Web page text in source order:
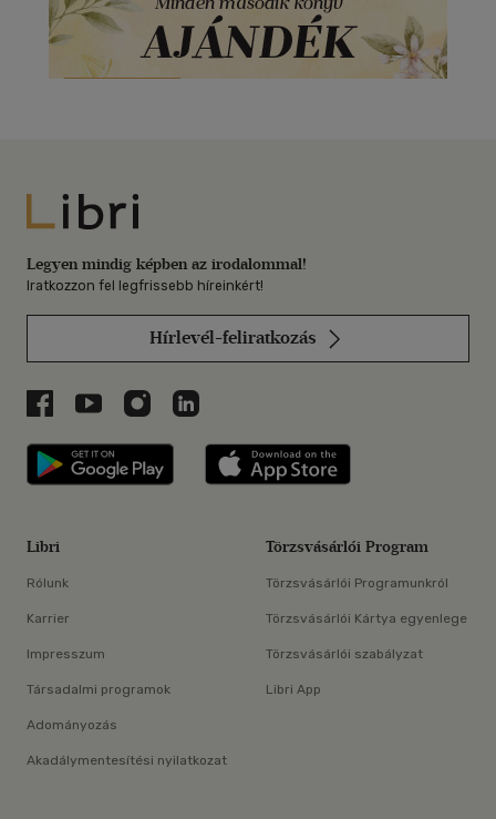
Libri
Legyen mindig képben az irodalommal!
Iratkozzon fel legfrissebb híreinkért!
Hírlevél-feliratkozás
Libri a Facebookon
Libri a Youtube-on
Libri az Instagramon
Libri a LinkedInen
Libri applikáció Szerezd meg: Google
Libri
Rólunk
Karrier
Impresszum
Társadalmi programok
Adományozás
Akadálymentesítési nyilatkozat
Törzsvásárlói Program
Törzsvásárlói Programunkról
Törzsvásárlói Kártya egyenlege
Törzsvásárlói szabályzat
Libri App